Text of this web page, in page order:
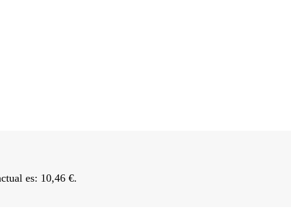
es: 10,46 €.